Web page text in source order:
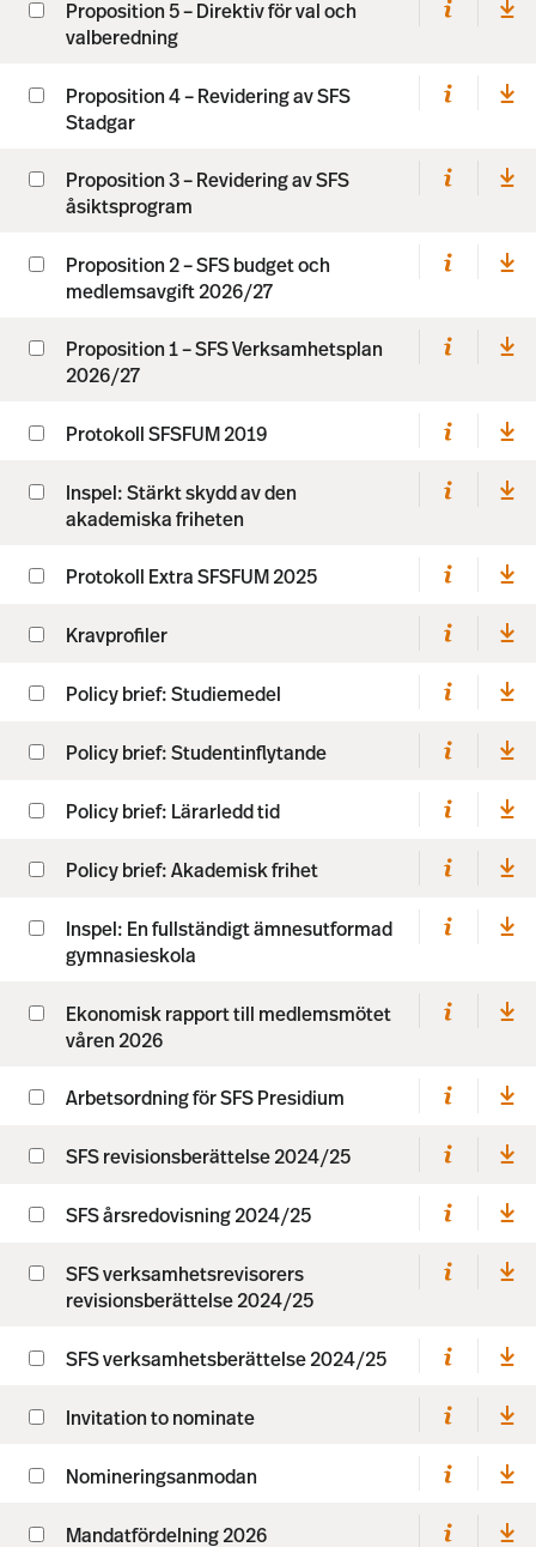
Proposition 5 – Direktiv för val och
valberedning
Proposition 4 – Revidering av SFS
Stadgar
Proposition 3 – Revidering av SFS
åsiktsprogram
Proposition 2 – SFS budget och
medlemsavgift 2026/27
Proposition 1 – SFS Verksamhetsplan
2026/27
Protokoll SFSFUM 2019
Inspel: Stärkt skydd av den
akademiska friheten
Protokoll Extra SFSFUM 2025
Kravprofiler
Policy brief: Studiemedel
Policy brief: Studentinflytande
Policy brief: Lärarledd tid
Policy brief: Akademisk frihet
Inspel: En fullständigt ämnesutformad
gymnasieskola
Ekonomisk rapport till medlemsmötet
våren 2026
Arbetsordning för SFS Presidium
SFS revisionsberättelse 2024/25
SFS årsredovisning 2024/25
SFS verksamhetsrevisorers
revisionsberättelse 2024/25
SFS verksamhetsberättelse 2024/25
Invitation to nominate
Nomineringsanmodan
Mandatfördelning 2026